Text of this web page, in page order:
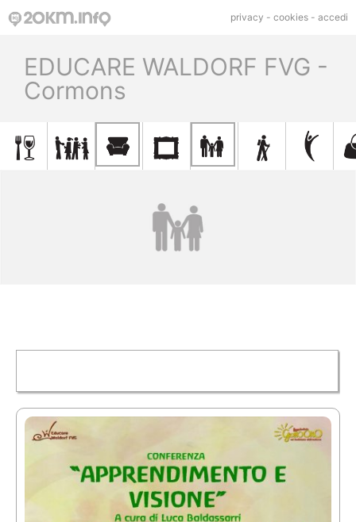
privacy - cookies - accedi
EDUCARE WALDORF FVG -
Cormons